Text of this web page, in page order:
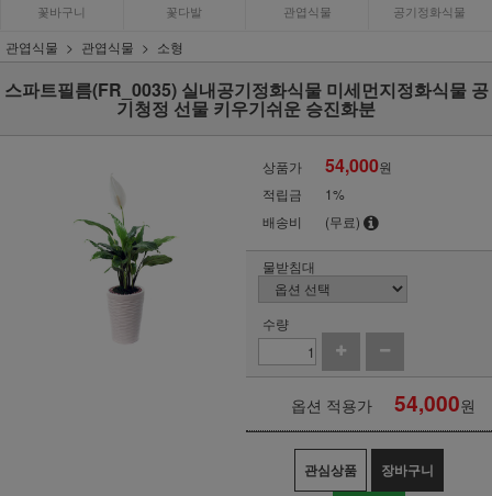
꽃바구니 꽃다발 관엽식물 공기정화식물
관엽식물 관엽식물 소형
스파트필름(FR_0035) 실내공기정화식물 미세먼지정화식물 공
기청정 선물 키우기쉬운 승진화분
상품가 54,000원
적립금
1%
배송비
(무료)
물받침대
수량
옵션 적용가 54,000원
관심상품 장바구니